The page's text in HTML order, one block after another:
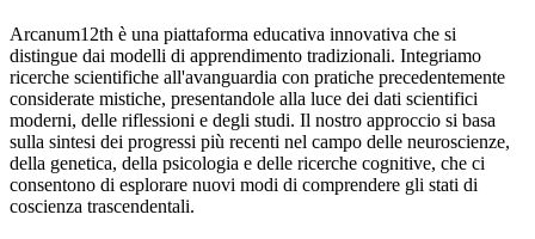
Arcanum12th è una piattaforma educativa innovativa che si
distingue dai modelli di apprendimento tradizionali. Integriamo
ricerche scientifiche all'avanguardia con pratiche precedentemente
considerate mistiche, presentandole alla luce dei dati scientifici
moderni, delle riflessioni e degli studi. Il nostro approccio si basa
sulla sintesi dei progressi più recenti nel campo delle neuroscienze,
della genetica, della psicologia e delle ricerche cognitive, che ci
consentono di esplorare nuovi modi di comprendere gli stati di
coscienza trascendentali.